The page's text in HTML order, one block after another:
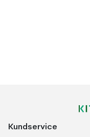
Kundservice